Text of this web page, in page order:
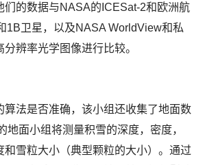
们的数据与NASA的ICESat-2和欧洲航
1B卫星，以及NASA WorldView和私
辨率光学图像进行比较。
算法是否准确，该小组还收集了地面数
地面小组将测量积雪的深度，密度，
和雪粒大小（典型颗粒的大小）。通过